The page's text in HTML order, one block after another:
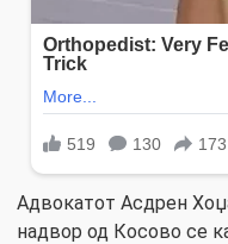
Адвокатот Асдрен
надвор од Косово се